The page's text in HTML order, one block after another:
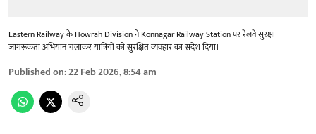
Eastern Railway के Howrah Division ने Konnagar Railway Station पर रेलवे सुरक्षा
जागरूकता अभियान चलाकर यात्रियों को सुरक्षित व्यवहार का संदेश दिया।
Published on:22 Feb 2026, 8:54 am